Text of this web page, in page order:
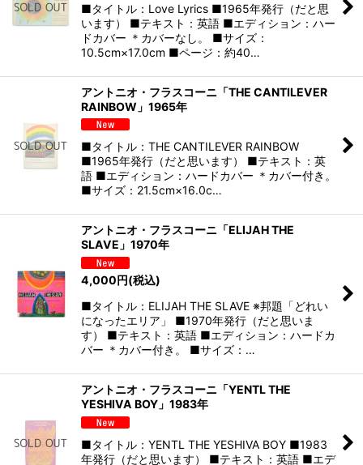
■タイトル：Love Lyrics ■1965年発行（だと思
います） ■テキスト：英語 ■エディション：ハー
ドカバー ＊カバーなし。 ■サイズ：
10.5cm×17.0cm ■ページ：約40…
アントニオ・フラスコーニ「THE CANTILEVER
RAINBOW」1965年
■タイトル：THE CANTILEVER RAINBOW
■1965年発行（だと思います） ■テキスト：英
語 ■エディション：ハードカバー ＊カバー付き。
■サイズ：21.5cm×16.0c…
アントニオ・フラスコーニ「ELIJAH THE
SLAVE」1970年
4,000円(税込)
■タイトル：ELIJAH THE SLAVE ※邦題「どれい
になったエリア」 ■1970年発行（だと思いま
す） ■テキスト：英語 ■エディション：ハードカ
バー ＊カバー付き。 ■サイズ：…
アントニオ・フラスコーニ「YENTL THE
YESHIVA BOY」1983年
■タイトル：YENTL THE YESHIVA BOY ■1983
年発行（だと思います） ■テキスト：英語 ■エデ